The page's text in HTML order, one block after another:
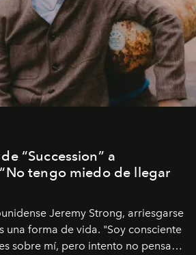
“Succession” a
tengo miedo de llegar
Jeremy Strong, arriesgarse
una forma de vida. "Soy consciente
sobre mí, pero intento no pensar